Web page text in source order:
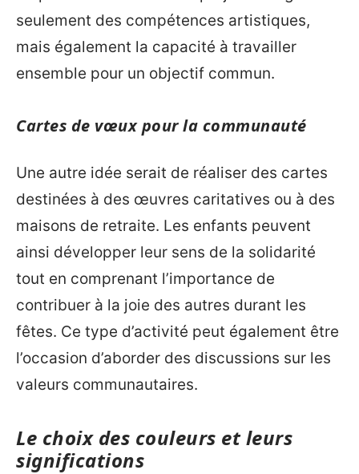
seulement des compétences artistiques,
mais également la capacité à travailler
ensemble pour un objectif commun.
Cartes de vœux pour la communauté
Une autre idée serait de réaliser des cartes
destinées à des œuvres caritatives ou à des
maisons de retraite. Les enfants peuvent
ainsi développer leur sens de la solidarité
tout en comprenant l’importance de
contribuer à la joie des autres durant les
fêtes. Ce type d’activité peut également être
l’occasion d’aborder des discussions sur les
valeurs communautaires.
Le choix des couleurs et leurs
significations